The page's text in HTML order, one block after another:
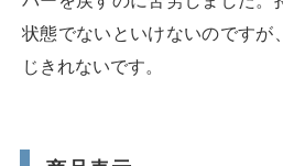
状態でないといけないのですが
じきれないです。